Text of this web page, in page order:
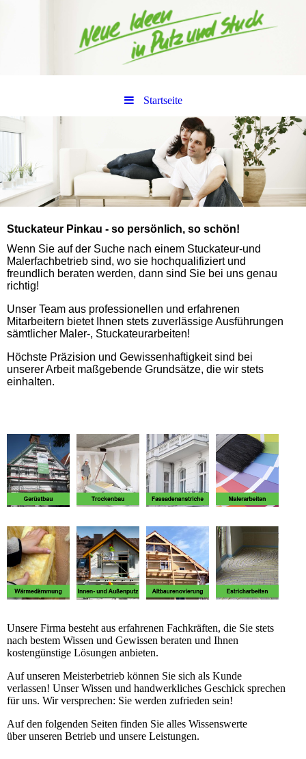
Startseite
Stuckateur Pinkau - so persönlich, so schön!
Wenn Sie auf der Suche nach einem Stuckateur-und
Malerfachbetrieb sind, wo sie hochqualifiziert und
freundlich beraten werden, dann sind Sie bei uns genau
richtig!
Unser Team aus professionellen und erfahrenen
Mitarbeitern bietet Ihnen stets zuverlässige Ausführungen
sämtlicher Maler-, Stuckateurarbeiten!
Höchste Präzision und Gewissenhaftigkeit sind bei
unserer Arbeit maßgebende Grundsätze, die wir stets
einhalten.
Unsere Firma besteht aus erfahrenen Fachkräften, die Sie stets
nach bestem Wissen und Gewissen beraten und Ihnen
kostengünstige Lösungen anbieten.
Auf unseren Meisterbetrieb können Sie sich als Kunde
verlassen! Unser Wissen und handwerkliches Geschick sprechen
für uns. Wir versprechen: Sie werden zufrieden sein!
Auf den folgenden Seiten finden Sie alles Wissenswerte
über unseren Betrieb und unsere Leistungen.